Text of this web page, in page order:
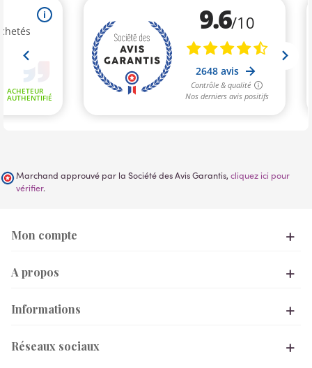
Marchand approuvé par la Société des Avis Garantis, cliquez ici pour
vérifier.
Mon compte
A propos
Informations
Réseaux sociaux